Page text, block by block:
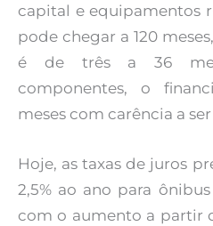
capital e equipamentos
pode chegar a 120
é de três a 36
componentes, o
meses com carência a
Hoje, as taxas de juros
2,5% ao ano para
com o aumento a partir